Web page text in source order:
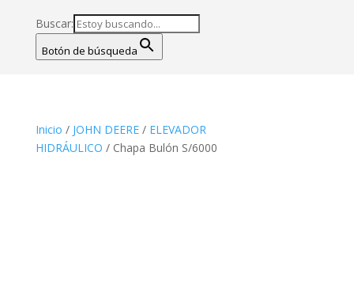
Buscar:
Botón de búsqueda
Inicio / JOHN DEERE/ ELEVADOR
HIDRÁULICO / Chapa Bulón S/6000